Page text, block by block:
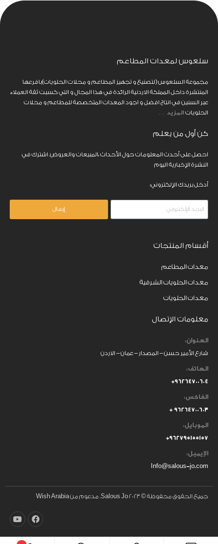
سلعوس لمعدات المطاعم
مجموعة السلعوس (لتصنيع و تجهيز المطاعم و محلات الحلويات)بافرعها
المنتشرة داخل المملكة الاردنية الرائدة في هذا المجال و التي كسبت ثقة العملاء
عبر السنين في انتاج افضل و اجود المعدات المتخصصة للمطاعم و محلات
الحلويات المزيد
كن أول من يعلم
احصل على أحدث المعلومات حول الأحداث ،المبيعات والعروض. اشترك في
النشرة الإخبارية اليوم
أدخل بريدك الإلكتروني:
إرسال
أقسام المنتجات
معدات المطاعم
معدات الحلويات الشرقية
معدات الحلويات
معلومات الإتصال
العنوان:
شارع الأمير حسن – المصدار – عمان – الاردن
الهاتف:
٩٦٢٦٤٧٠٠٦٠٤+
الفاكس:
٩٦٢٦٤٧٠٠٦٠٣ +
الموبايل:
٩٦٢٧٩٥١٥٥١٥٧+
الإيميل:
Info@salous-jo.com
جميع الحقوق محفوظة © 2023 Salous Jo. مدعوم من Wish Arabia